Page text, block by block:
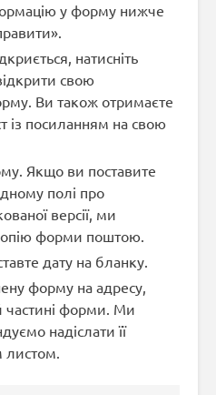
у форму нижче
натисніть
свою
Ви також отримаєте
із посиланням на свою
Якщо ви поставите
полі про
версії, ми
форми поштою.
дату на бланку.
форму на адресу,
частині форми. Ми
надіслати її
листом.